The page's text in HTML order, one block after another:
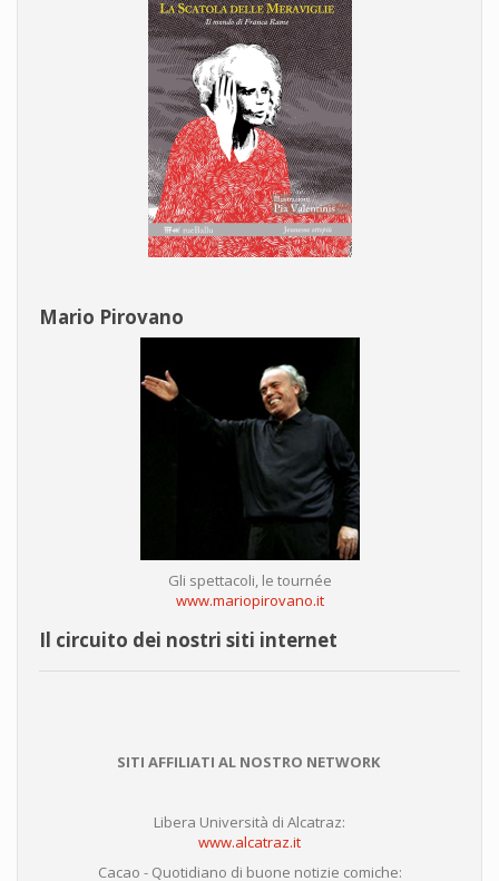
Mario Pirovano
Gli spettacoli, le tournée
www.mariopirovano.it
Il circuito dei nostri siti internet
SITI AFFILIATI AL NOSTRO NETWORK
Libera Università di Alcatraz:
www.alcatraz.it
Cacao - Quotidiano di buone notizie comiche: